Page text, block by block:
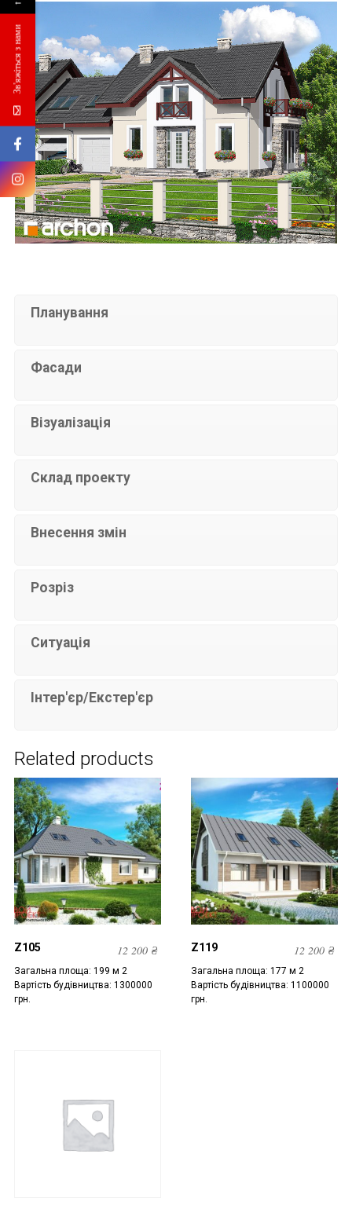
Планування
Фасади
Візуалізація
Склад проекту
Внесення змін
Розріз
Ситуація
Інтер'єр/Екстер'єр
Related products
Z105 12 200₴
Загальна площа: 199 м 2
Вартість будівництва: 1300000
грн.
Z119 12 200 ₴
Загальна площа: 177 м 2
Вартість будівництва: 1100000
грн.
Зв'яжіться з нами